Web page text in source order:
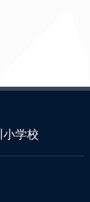
小学校